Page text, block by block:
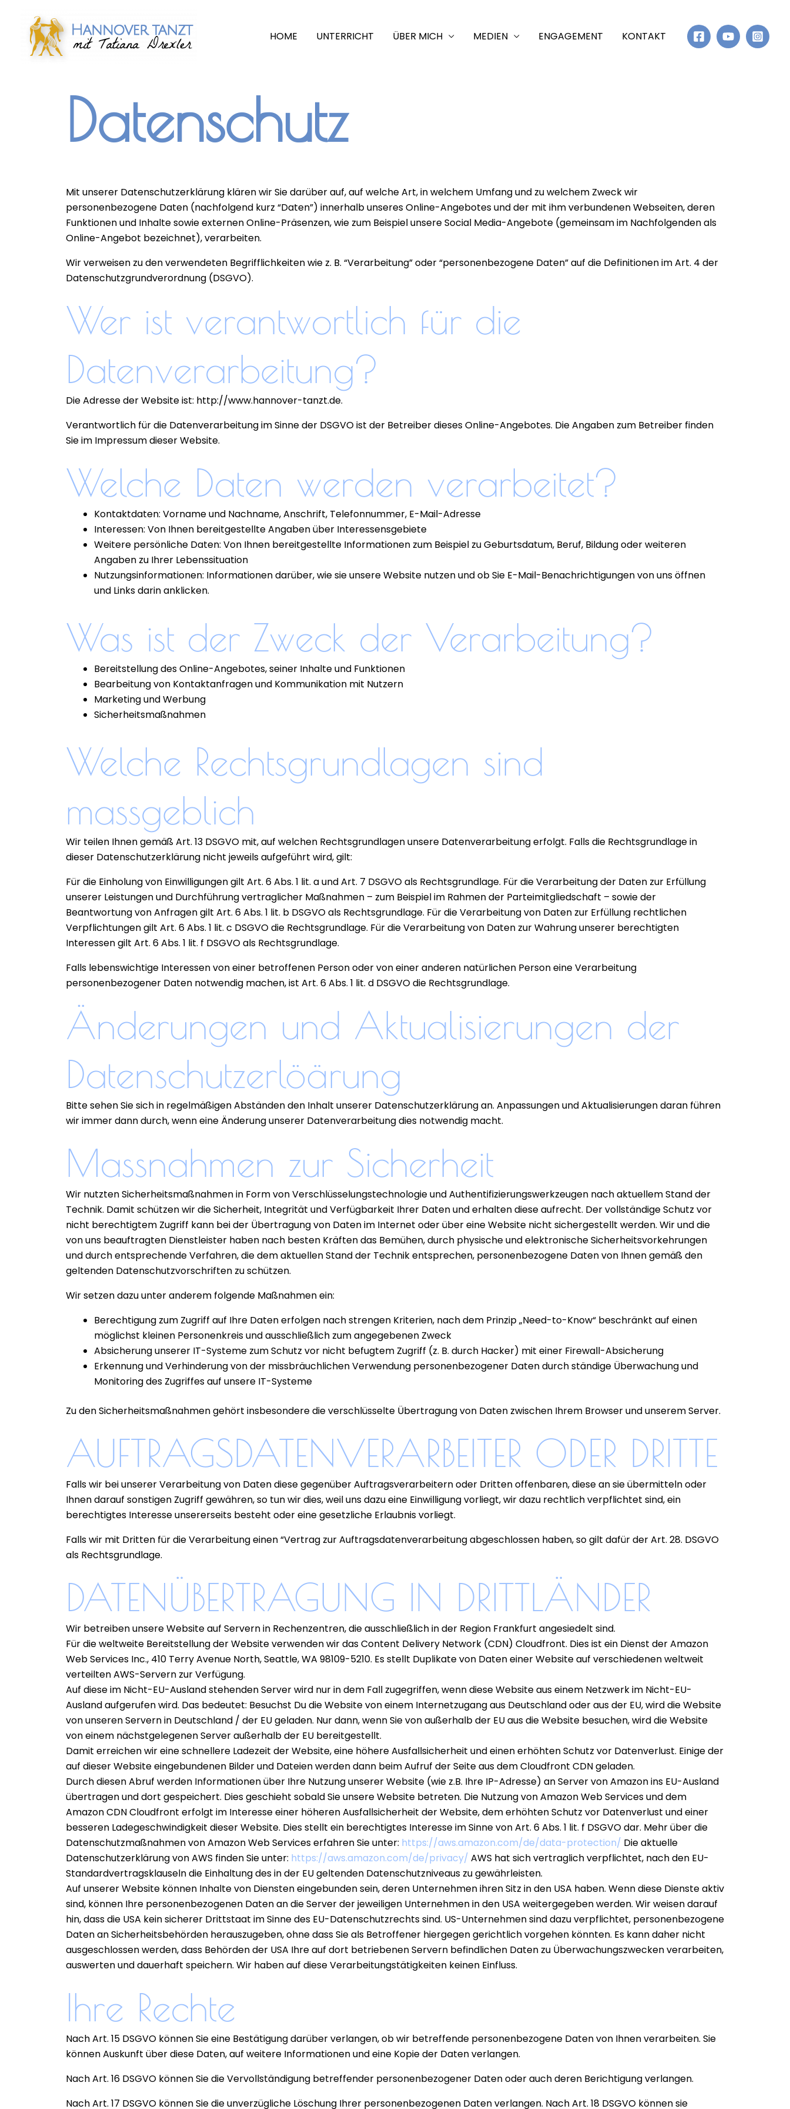
springen
HOME UNTERRICHT ÜBER MICH MEDIEN ENGAGEMENT KONTAKT
Datenschutz
Mit unserer Datenschutzerklärung klären wir Sie darüber auf, auf welche Art, in welchem Umfang und zu welchem Zweck wir
personenbezogene Daten (nachfolgend kurz “Daten”) innerhalb unseres Online-Angebotes und der mit ihm verbundenen Webseiten, deren
Funktionen und Inhalte sowie externen Online-Präsenzen, wie zum Beispiel unsere Social Media-Angebote (gemeinsam im Nachfolgenden als
Online-Angebot bezeichnet), verarbeiten.
Wir verweisen zu den verwendeten Begrifflichkeiten wie z. B. “Verarbeitung” oder “personenbezogene Daten” auf die Definitionen im Art. 4 der
Datenschutzgrundverordnung (DSGVO).
Wer ist verantwortlich für die
Datenverarbeitung?
Die Adresse der Website ist: http://www.hannover-tanzt.de.
Verantwortlich für die Datenverarbeitung im Sinne der DSGVO ist der Betreiber dieses Online-Angebotes. Die Angaben zum Betreiber finden
Sie im Impressum dieser Website.
Welche Daten werden verarbeitet?
Kontaktdaten: Vorname und Nachname, Anschrift, Telefonnummer, E-Mail-Adresse
Interessen: Von Ihnen bereitgestellte Angaben über Interessensgebiete
Weitere persönliche Daten: Von Ihnen bereitgestellte Informationen zum Beispiel zu Geburtsdatum, Beruf, Bildung oder weiteren
Angaben zu Ihrer Lebenssituation
Nutzungsinformationen: Informationen darüber, wie sie unsere Website nutzen und ob Sie E-Mail-Benachrichtigungen von uns öffnen
und Links darin anklicken.
Was ist der Zweck der Verarbeitung?
Bereitstellung des Online-Angebotes, seiner Inhalte und Funktionen
Bearbeitung von Kontaktanfragen und Kommunikation mit Nutzern
Marketing und Werbung
Sicherheitsmaßnahmen
Welche Rechtsgrundlagen sind
massgeblich
Wir teilen Ihnen gemäß Art. 13 DSGVO mit, auf welchen Rechtsgrundlagen unsere Datenverarbeitung erfolgt. Falls die Rechtsgrundlage in
dieser Datenschutzerklärung nicht jeweils aufgeführt wird, gilt:
Für die Einholung von Einwilligungen gilt Art. 6 Abs. 1 lit. a und Art. 7 DSGVO als Rechtsgrundlage. Für die Verarbeitung der Daten zur Erfüllung
unserer Leistungen und Durchführung vertraglicher Maßnahmen – zum Beispiel im Rahmen der Parteimitgliedschaft – sowie der
Beantwortung von Anfragen gilt Art. 6 Abs. 1 lit. b DSGVO als Rechtsgrundlage. Für die Verarbeitung von Daten zur Erfüllung rechtlichen
Verpflichtungen gilt Art. 6 Abs. 1 lit. c DSGVO die Rechtsgrundlage. Für die Verarbeitung von Daten zur Wahrung unserer berechtigten
Interessen gilt Art. 6 Abs. 1 lit. f DSGVO als Rechtsgrundlage.
Falls lebenswichtige Interessen von einer betroffenen Person oder von einer anderen natürlichen Person eine Verarbeitung
personenbezogener Daten notwendig machen, ist Art. 6 Abs. 1 lit. d DSGVO die Rechtsgrundlage.
Änderungen und Aktualisierungen der
Datenschutzerlöärung
Bitte sehen Sie sich in regelmäßigen Abständen den Inhalt unserer Datenschutzerklärung an. Anpassungen und Aktualisierungen daran führen
wir immer dann durch, wenn eine Änderung unserer Datenverarbeitung dies notwendig macht.
Massnahmen zur Sicherheit
Wir nutzten Sicherheitsmaßnahmen in Form von Verschlüsselungstechnologie und Authentifizierungswerkzeugen nach aktuellem Stand der
Technik. Damit schützen wir die Sicherheit, Integrität und Verfügbarkeit Ihrer Daten und erhalten diese aufrecht. Der vollständige Schutz vor
nicht berechtigtem Zugriff kann bei der Übertragung von Daten im Internet oder über eine Website nicht sichergestellt werden. Wir und die
von uns beauftragten Dienstleister haben nach besten Kräften das Bemühen, durch physische und elektronische Sicherheitsvorkehrungen
und durch entsprechende Verfahren, die dem aktuellen Stand der Technik entsprechen, personenbezogene Daten von Ihnen gemäß den
geltenden Datenschutzvorschriften zu schützen.
Wir setzen dazu unter anderem folgende Maßnahmen ein:
Berechtigung zum Zugriff auf Ihre Daten erfolgen nach strengen Kriterien, nach dem Prinzip „Need-to-Know“ beschränkt auf einen
möglichst kleinen Personenkreis und ausschließlich zum angegebenen Zweck
Absicherung unserer IT-Systeme zum Schutz vor nicht befugtem Zugriff (z. B. durch Hacker) mit einer Firewall-Absicherung
Erkennung und Verhinderung von der missbräuchlichen Verwendung personenbezogener Daten durch ständige Überwachung und
Monitoring des Zugriffes auf unsere IT-Systeme
Zu den Sicherheitsmaßnahmen gehört insbesondere die verschlüsselte Übertragung von Daten zwischen Ihrem Browser und unserem Server.
AUFTRAGSDATENVERARBEITER ODER DRITTE
Falls wir bei unserer Verarbeitung von Daten diese gegenüber Auftragsverarbeitern oder Dritten offenbaren, diese an sie übermitteln oder
Ihnen darauf sonstigen Zugriff gewähren, so tun wir dies, weil uns dazu eine Einwilligung vorliegt, wir dazu rechtlich verpflichtet sind, ein
berechtigtes Interesse unsererseits besteht oder eine gesetzliche Erlaubnis vorliegt.
Falls wir mit Dritten für die Verarbeitung einen “Vertrag zur Auftragsdatenverarbeitung abgeschlossen haben, so gilt dafür der Art. 28. DSGVO
als Rechtsgrundlage.
DATENÜBERTRAGUNG IN DRITTLÄNDER
Wir betreiben unsere Website auf Servern in Rechenzentren, die ausschließlich in der Region Frankfurt angesiedelt sind.
Für die weltweite Bereitstellung der Website verwenden wir das Content Delivery Network (CDN) Cloudfront. Dies ist ein Dienst der Amazon
Web Services Inc., 410 Terry Avenue North, Seattle, WA 98109-5210. Es stellt Duplikate von Daten einer Website auf verschiedenen weltweit
verteilten AWS-Servern zur Verfügung.
Auf diese im Nicht-EU-Ausland stehenden Server wird nur in dem Fall zugegriffen, wenn diese Website aus einem Netzwerk im Nicht-EU-
Ausland aufgerufen wird. Das bedeutet: Besuchst Du die Website von einem Internetzugang aus Deutschland oder aus der EU, wird die Website
von unseren Servern in Deutschland / der EU geladen. Nur dann, wenn Sie von außerhalb der EU aus die Website besuchen, wird die Website
von einem nächstgelegenen Server außerhalb der EU bereitgestellt.
Damit erreichen wir eine schnellere Ladezeit der Website, eine höhere Ausfallsicherheit und einen erhöhten Schutz vor Datenverlust. Einige der
auf dieser Website eingebundenen Bilder und Dateien werden dann beim Aufruf der Seite aus dem Cloudfront CDN geladen.
Durch diesen Abruf werden Informationen über Ihre Nutzung unserer Website (wie z.B. Ihre IP-Adresse) an Server von Amazon ins EU-Ausland
übertragen und dort gespeichert. Dies geschieht sobald Sie unsere Website betreten. Die Nutzung von Amazon Web Services und dem
Amazon CDN Cloudfront erfolgt im Interesse einer höheren Ausfallsicherheit der Website, dem erhöhten Schutz vor Datenverlust und einer
besseren Ladegeschwindigkeit dieser Website. Dies stellt ein berechtigtes Interesse im Sinne von Art. 6 Abs. 1 lit. f DSGVO dar. Mehr über die
Datenschutzmaßnahmen von Amazon Web Services erfahren Sie unter: https://aws.amazon.com/de/data-protection/ Die aktuelle
Datenschutzerklärung von AWS finden Sie unter: https://aws.amazon.com/de/privacy/ AWS hat sich vertraglich verpflichtet, nach den EU-
Standardvertragsklauseln die Einhaltung des in der EU geltenden Datenschutzniveaus zu gewährleisten.
Auf unserer Website können Inhalte von Diensten eingebunden sein, deren Unternehmen ihren Sitz in den USA haben. Wenn diese Dienste aktiv
sind, können Ihre personenbezogenen Daten an die Server der jeweiligen Unternehmen in den USA weitergegeben werden. Wir weisen darauf
hin, dass die USA kein sicherer Drittstaat im Sinne des EU-Datenschutzrechts sind. US-Unternehmen sind dazu verpflichtet, personenbezogene
Daten an Sicherheitsbehörden herauszugeben, ohne dass Sie als Betroffener hiergegen gerichtlich vorgehen könnten. Es kann daher nicht
ausgeschlossen werden, dass Behörden der USA Ihre auf dort betriebenen Servern befindlichen Daten zu Überwachungszwecken verarbeiten,
auswerten und dauerhaft speichern. Wir haben auf diese Verarbeitungstätigkeiten keinen Einfluss.
Ihre Rechte
Nach Art. 15 DSGVO können Sie eine Bestätigung darüber verlangen, ob wir betreffende personenbezogene Daten von Ihnen verarbeiten. Sie
können Auskunft über diese Daten, auf weitere Informationen und eine Kopie der Daten verlangen.
Nach Art. 16 DSGVO können Sie die Vervollständigung betreffender personenbezogener Daten oder auch deren Berichtigung verlangen.
Nach Art. 17 DSGVO können Sie die unverzügliche Löschung Ihrer personenbezogenen Daten verlangen. Nach Art. 18 DSGVO können sie